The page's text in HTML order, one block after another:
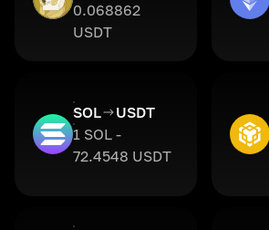
0.068862
USDT
SOL
USDT
1 SOL -
72.4548 USDT